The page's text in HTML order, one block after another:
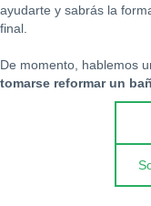
ayudarte y sabrás la
final.
De momento, hablemos
tomarse reformar un